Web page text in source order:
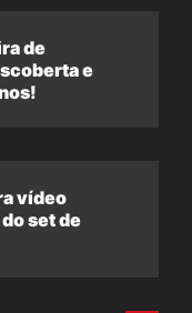
de
e
vídeo
set de